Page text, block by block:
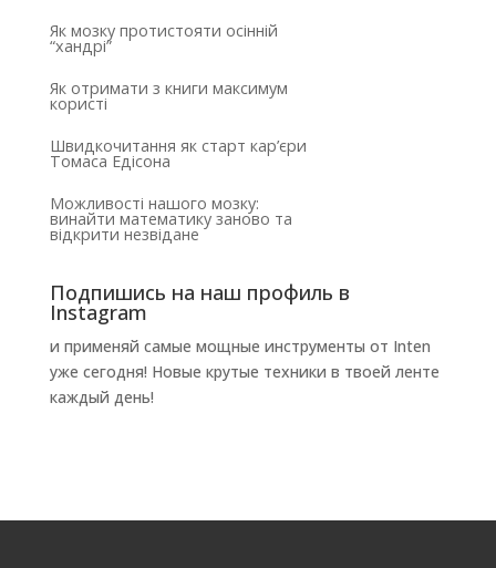
Як мозку протистояти осінній
“хандрі”
Як отримати з книги максимум
користі
Швидкочитання як старт кар’єри
Томаса Едісона
Можливості нашого мозку:
винайти математику заново та
відкрити незвідане
Подпишись на наш профиль в
Instagram
и применяй самые мощные инструменты от Inten
уже сегодня! Новые крутые техники в твоей ленте
каждый день!